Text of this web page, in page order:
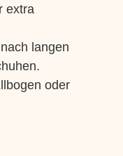
extra
langen
oder